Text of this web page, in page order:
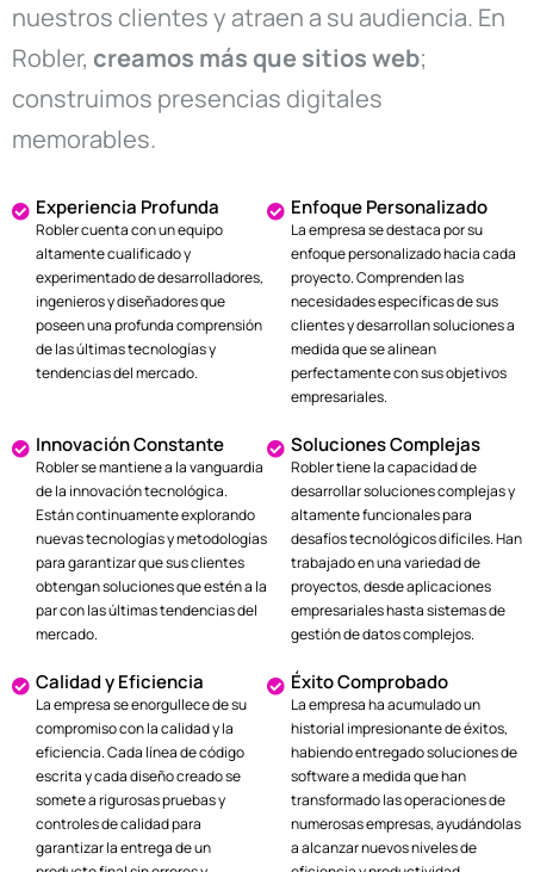
nuestros clientes y atraen a su audiencia. En
Robler, creamos más que sitios web;
construimos presencias digitales
memorables.
Experiencia Profunda
Robler cuenta con un equipo
altamente cualificado y
experimentado de desarrolladores,
ingenieros y diseñadores que
poseen una profunda comprensión
de las últimas tecnologías y
tendencias del mercado.
Enfoque Personalizado
La empresa se destaca por su
enfoque personalizado hacia cada
proyecto. Comprenden las
necesidades específicas de sus
clientes y desarrollan soluciones a
medida que se alinean
perfectamente con sus objetivos
empresariales.
Innovación Constante
Robler se mantiene a la vanguardia
de la innovación tecnológica.
Están continuamente explorando
nuevas tecnologías y metodologías
para garantizar que sus clientes
obtengan soluciones que estén a la
par con las últimas tendencias del
mercado.
Soluciones Complejas
Robler tiene la capacidad de
desarrollar soluciones complejas y
altamente funcionales para
desafíos tecnológicos difíciles. Han
trabajado en una variedad de
proyectos, desde aplicaciones
empresariales hasta sistemas de
gestión de datos complejos.
Calidad y Eficiencia
La empresa se enorgullece de su
compromiso con la calidad y la
eficiencia. Cada línea de código
escrita y cada diseño creado se
somete a rigurosas pruebas y
controles de calidad para
garantizar la entrega de un
Éxito Comprobado
La empresa ha acumulado un
historial impresionante de éxitos,
habiendo entregado soluciones de
software a medida que han
transformado las operaciones de
numerosas empresas, ayudándolas
a alcanzar nuevos niveles de